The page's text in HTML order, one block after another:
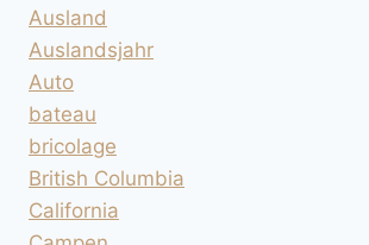
Ausland
Auslandsjahr
Auto
bateau
bricolage
British Columbia
California